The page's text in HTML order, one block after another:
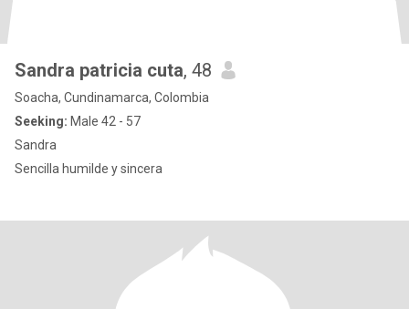
Sandra patricia cuta, 48
Soacha, Cundinamarca, Colombia
Seeking: Male 42 - 57
Sandra
Sencilla humilde y sincera